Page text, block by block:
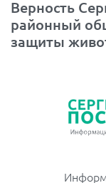
Верность
районный
защиты